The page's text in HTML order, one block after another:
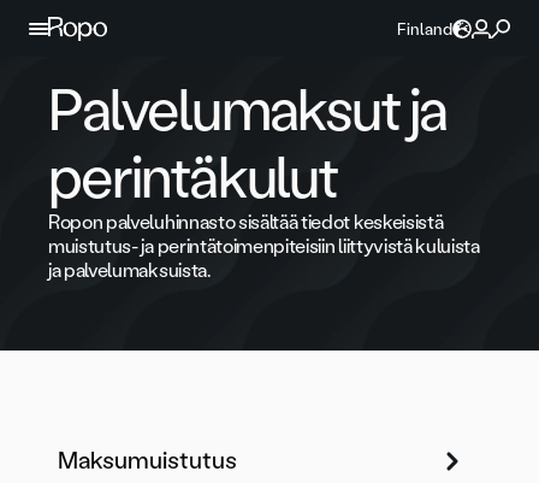
Jatka sisältöön
Finland
Palvelumaksut ja
perintäkulut
Ropon palveluhinnasto sisältää tiedot keskeisistä
muistutus- ja perintätoimenpiteisiin liittyvistä kuluista
ja palvelumaksuista.
Maksumuistutus